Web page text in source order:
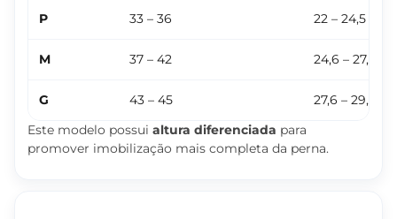
P 33 – 36 22 – 24,5 cm
M 37 – 42 24,6 – 27,5
G 43 – 45
27,6 – 29,5
Este modelo possui altura diferenciada para
promover imobilização mais completa da perna.